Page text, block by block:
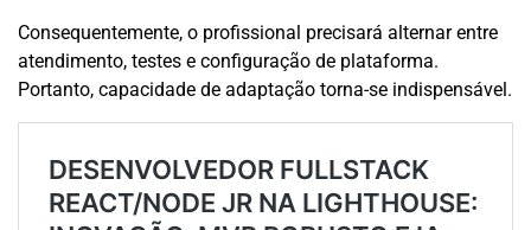
Consequentemente, o profissional precisará alternar entre
atendimento, testes e configuração de plataforma.
Portanto, capacidade de adaptação torna-se indispensável.